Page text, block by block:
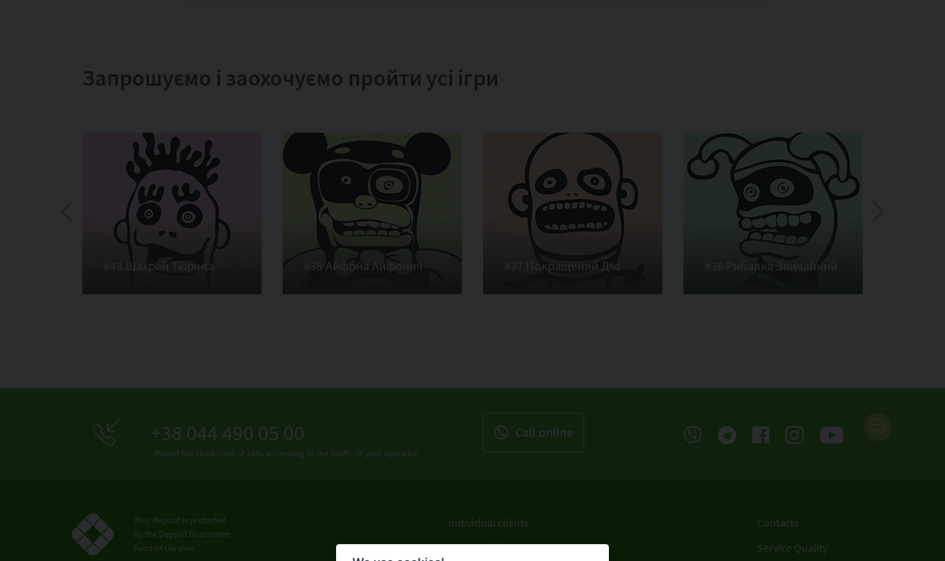
Запрошуємо і заохочуємо пройти усі ігри
#43 Шахрай Тюрінга #38 Айфоня Айфонич #37 Покращений Джі #36 Рибалка Звичайний
+38 044 490 05 00
Round the clock, cost of calls according to the tariffs of your operator
Call online
Your deposit is protected
by the Deposit Guarantee
Fund of Ukraine
Individual clients
Legal entities
Contacts
Service Quality